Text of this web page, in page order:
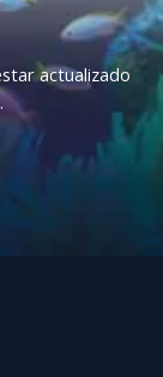
actualizado